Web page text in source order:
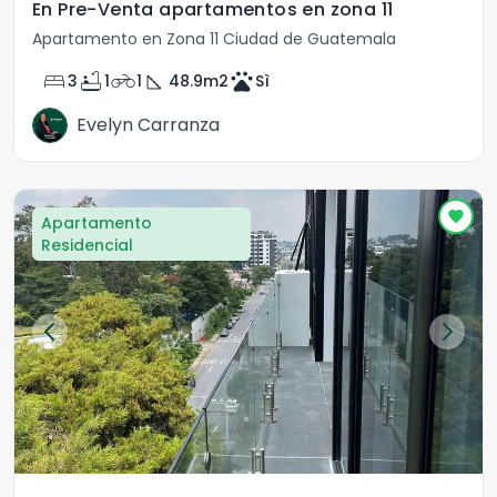
En Pre-Venta apartamentos en zona 11
Apartamento en Zona 11 Ciudad de Guatemala
bed3 bathtub1motorcycle1 square_foot 48.9m2petsSì
Evelyn Carranza
Apartamento
Residencial